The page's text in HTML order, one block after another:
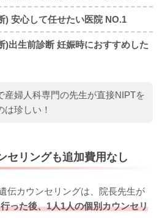
) 安心して任せたい医院 NO.1
)出生前診断 妊娠時におすすめした
産婦人科専門の先生が直接NIPTを
は珍しい！
セリングも追加費用なし
伝カウンセリングは、院長先生が
った後、1人1人の個別カウンセリ